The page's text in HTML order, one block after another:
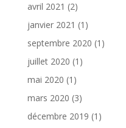
avril 2021 (2)
janvier 2021 (1)
septembre 2020 (1)
juillet 2020 (1)
mai 2020 (1)
mars 2020 (3)
décembre 2019 (1)